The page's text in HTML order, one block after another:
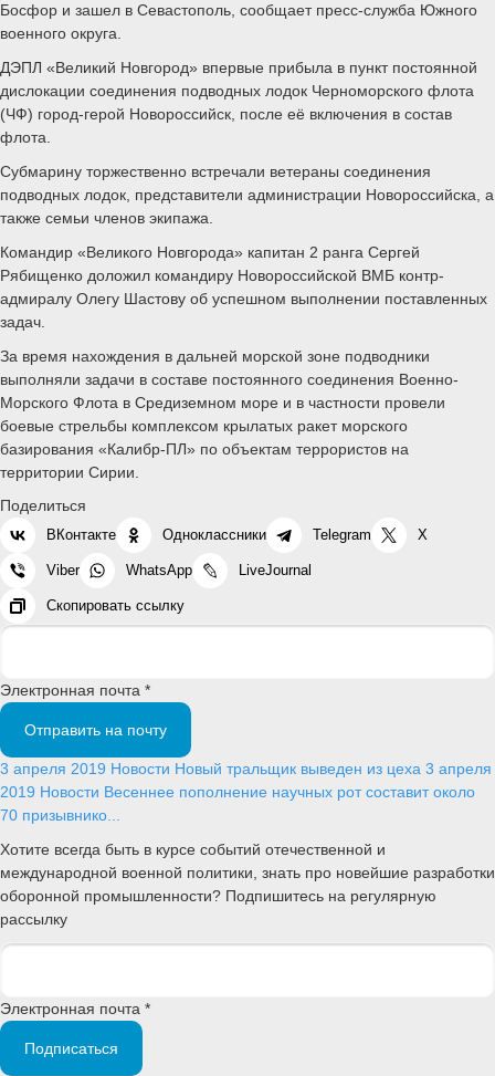
Босфор и зашел в Севастополь, сообщает пресс-служба Южного
военного округа.
ДЭПЛ «Великий Новгород» впервые прибыла в пункт постоянной
дислокации соединения подводных лодок Черноморского флота
(ЧФ) город-герой Новороссийск, после её включения в состав
флота.
Субмарину торжественно встречали ветераны соединения
подводных лодок, представители администрации Новороссийска, а
также семьи членов экипажа.
Командир «Великого Новгорода» капитан 2 ранга Сергей
Рябищенко доложил командиру Новороссийской ВМБ контр-
адмиралу Олегу Шастову об успешном выполнении поставленных
задач.
За время нахождения в дальней морской зоне подводники
выполняли задачи в составе постоянного соединения Военно-
Морского Флота в Средиземном море и в частности провели
боевые стрельбы комплексом крылатых ракет морского
базирования «Калибр-ПЛ» по объектам террористов на
территории Сирии.
Поделиться
ВКонтакте Одноклассники Telegram X
Viber WhatsApp LiveJournal
Скопировать ссылку
Электронная почта *
Отправить на почту
3 апреля 2019 Новости Новый тральщик выведен из цеха 3 апреля
2019 Новости Весеннее пополнение научных рот составит около
70 призывнико...
Хотите всегда быть в курсе событий отечественной и
международной военной политики, знать про новейшие разработки
оборонной промышленности? Подпишитесь на регулярную
рассылку
Электронная почта *
Подписаться